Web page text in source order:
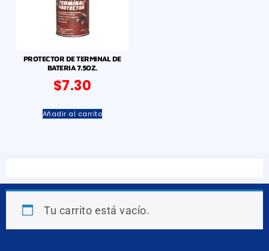
PROTECTOR DE TERMINAL DE
BATERIA 7.5OZ.
$7.30
Añadir al carrito
Tu carrito está vacío.